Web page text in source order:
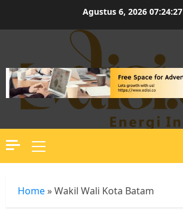
Agustus 6, 2026 07:24:28
Primary
Menu
Home »Wakil Wali Kota Batam